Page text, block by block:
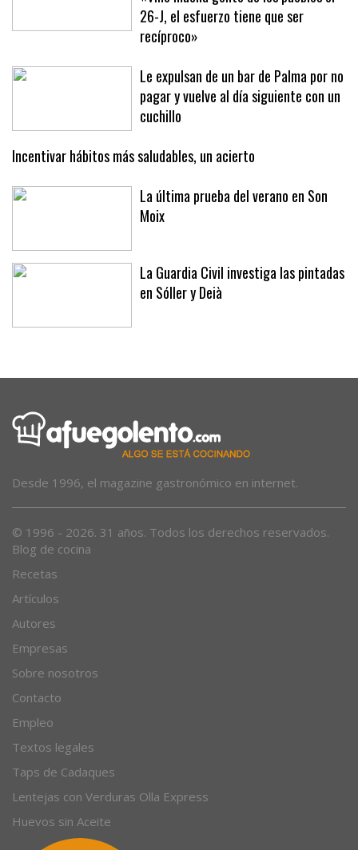
De Palma a Sóller para la protesta:
«Vino mucha gente de los pueblos el
26-J, el esfuerzo tiene que ser
recíproco»
Le expulsan de un bar de Palma por no
pagar y vuelve al día siguiente con un
cuchillo
Incentivar hábitos más saludables, un acierto
La última prueba del verano en Son
La Guardia Civil investiga las pintadas
Blog de cocina
Recetas
Artículos
Autores
Empresas
Sobre nosotros
Contacto
Empleo
Textos legales
Taps de Cadaques
Lentejas con Verduras Olla Express